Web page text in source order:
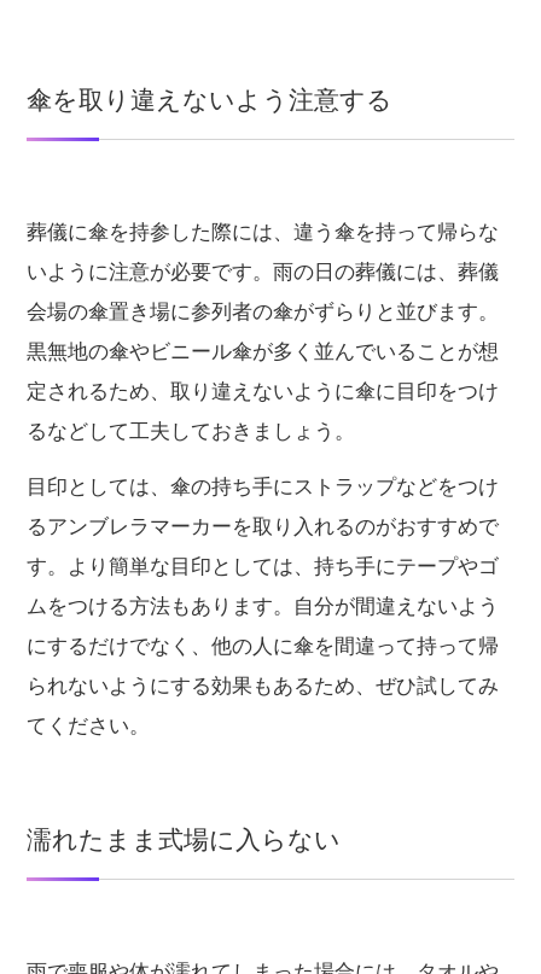
傘を取り違えないよう注意する
葬儀に傘を持参した際には、違う傘を持って帰らな
いように注意が必要です。雨の日の葬儀には、葬儀
会場の傘置き場に参列者の傘がずらりと並びます。
黒無地の傘やビニール傘が多く並んでいることが想
定されるため、取り違えないように傘に目印をつけ
るなどして工夫しておきましょう。
目印としては、傘の持ち手にストラップなどをつけ
るアンブレラマーカーを取り入れるのがおすすめで
す。より簡単な目印としては、持ち手にテープやゴ
ムをつける方法もあります。自分が間違えないよう
にするだけでなく、他の人に傘を間違って持って帰
られないようにする効果もあるため、ぜひ試してみ
てください。
濡れたまま式場に入らない